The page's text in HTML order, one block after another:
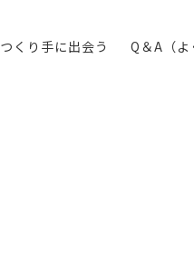
つくり手に出会う Q＆A（よ